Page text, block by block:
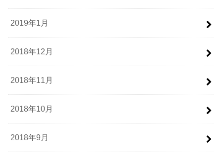
2019年1月
2018年12月
2018年11月
2018年10月
2018年9月